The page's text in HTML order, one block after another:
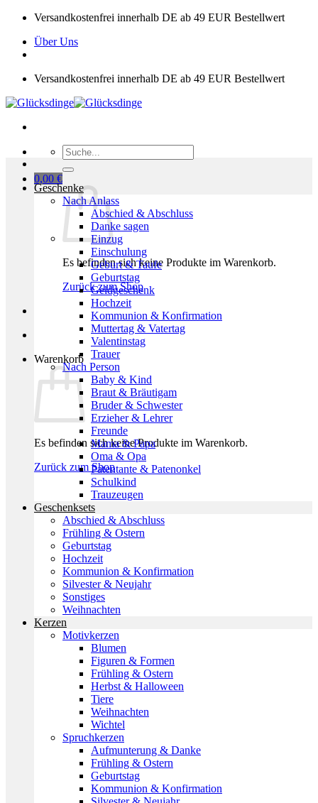
Zum
springen
Versandkostenfrei innerhalb DE ab 49 EUR Bestellwert
Über Uns
Versandkostenfrei innerhalb DE ab 49 EUR Bestellwert
Suchen
nach:
0,00 €
Es befinden sich keine Produkte im Warenkorb.
Zurück zum Shop
Warenkorb
Es befinden sich keine Produkte im Warenkorb.
Zurück zum Shop
Geschenke
Nach Anlass
Abschied & Abschluss
Danke sagen
Einzug
Einschulung
Geburt & Taufe
Geburtstag
Geldgeschenk
Hochzeit
Kommunion & Konfirmation
Muttertag & Vatertag
Valentinstag
Trauer
Nach Person
Baby & Kind
Braut & Bräutigam
Bruder & Schwester
Erzieher & Lehrer
Freunde
Mama & Papa
Oma & Opa
Patentante & Patenonkel
Schulkind
Trauzeugen
Geschenksets
Abschied & Abschluss
Frühling & Ostern
Geburtstag
Hochzeit
Kommunion & Konfirmation
Silvester & Neujahr
Sonstiges
Weihnachten
Kerzen
Motivkerzen
Blumen
Figuren & Formen
Frühling & Ostern
Herbst & Halloween
Tiere
Weihnachten
Wichtel
Spruchkerzen
Aufmunterung & Danke
Frühling & Ostern
Geburtstag
Kommunion & Konfirmation